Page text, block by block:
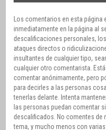
Los comentarios en esta
inmediatamente en la página al
descalificaciones personales,
ataques directos o
insultantes de cualquier tipo,
cualquier otro comentarista.
comentar anónimamente, pero
para decirles a las personas
tenerlas delante. Intenta
las personas puedan comentar
descalificados. No comentes de
tema, y mucho menos con